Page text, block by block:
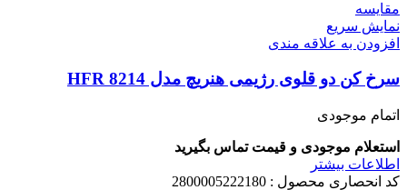
مقايسه
نمایش سریع
افزودن به علاقه مندی
سرخ کن دو قلوی رژیمی هنریچ مدل HFR 8214
اتمام موجودی
استعلام موجودی و قیمت تماس بگیرید
اطلاعات بیشتر
کد انحصاری محصول : 2800005222180